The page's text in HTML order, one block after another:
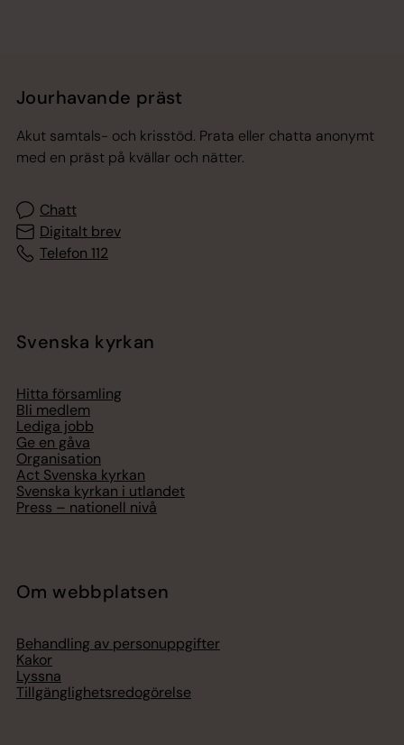
Jourhavande präst
Akut samtals- och krisstöd. Prata eller chatta anonymt
med en präst på kvällar och nätter.
Chatt
Digitalt brev
Telefon 112
Svenska kyrkan
Hitta församling
Bli medlem
Lediga jobb
Ge en gåva
Organisation
Act Svenska kyrkan
Svenska kyrkan i utlandet
Press – nationell nivå
Om webbplatsen
Behandling av personuppgifter
Kakor
Lyssna
Tillgänglighetsredogörelse